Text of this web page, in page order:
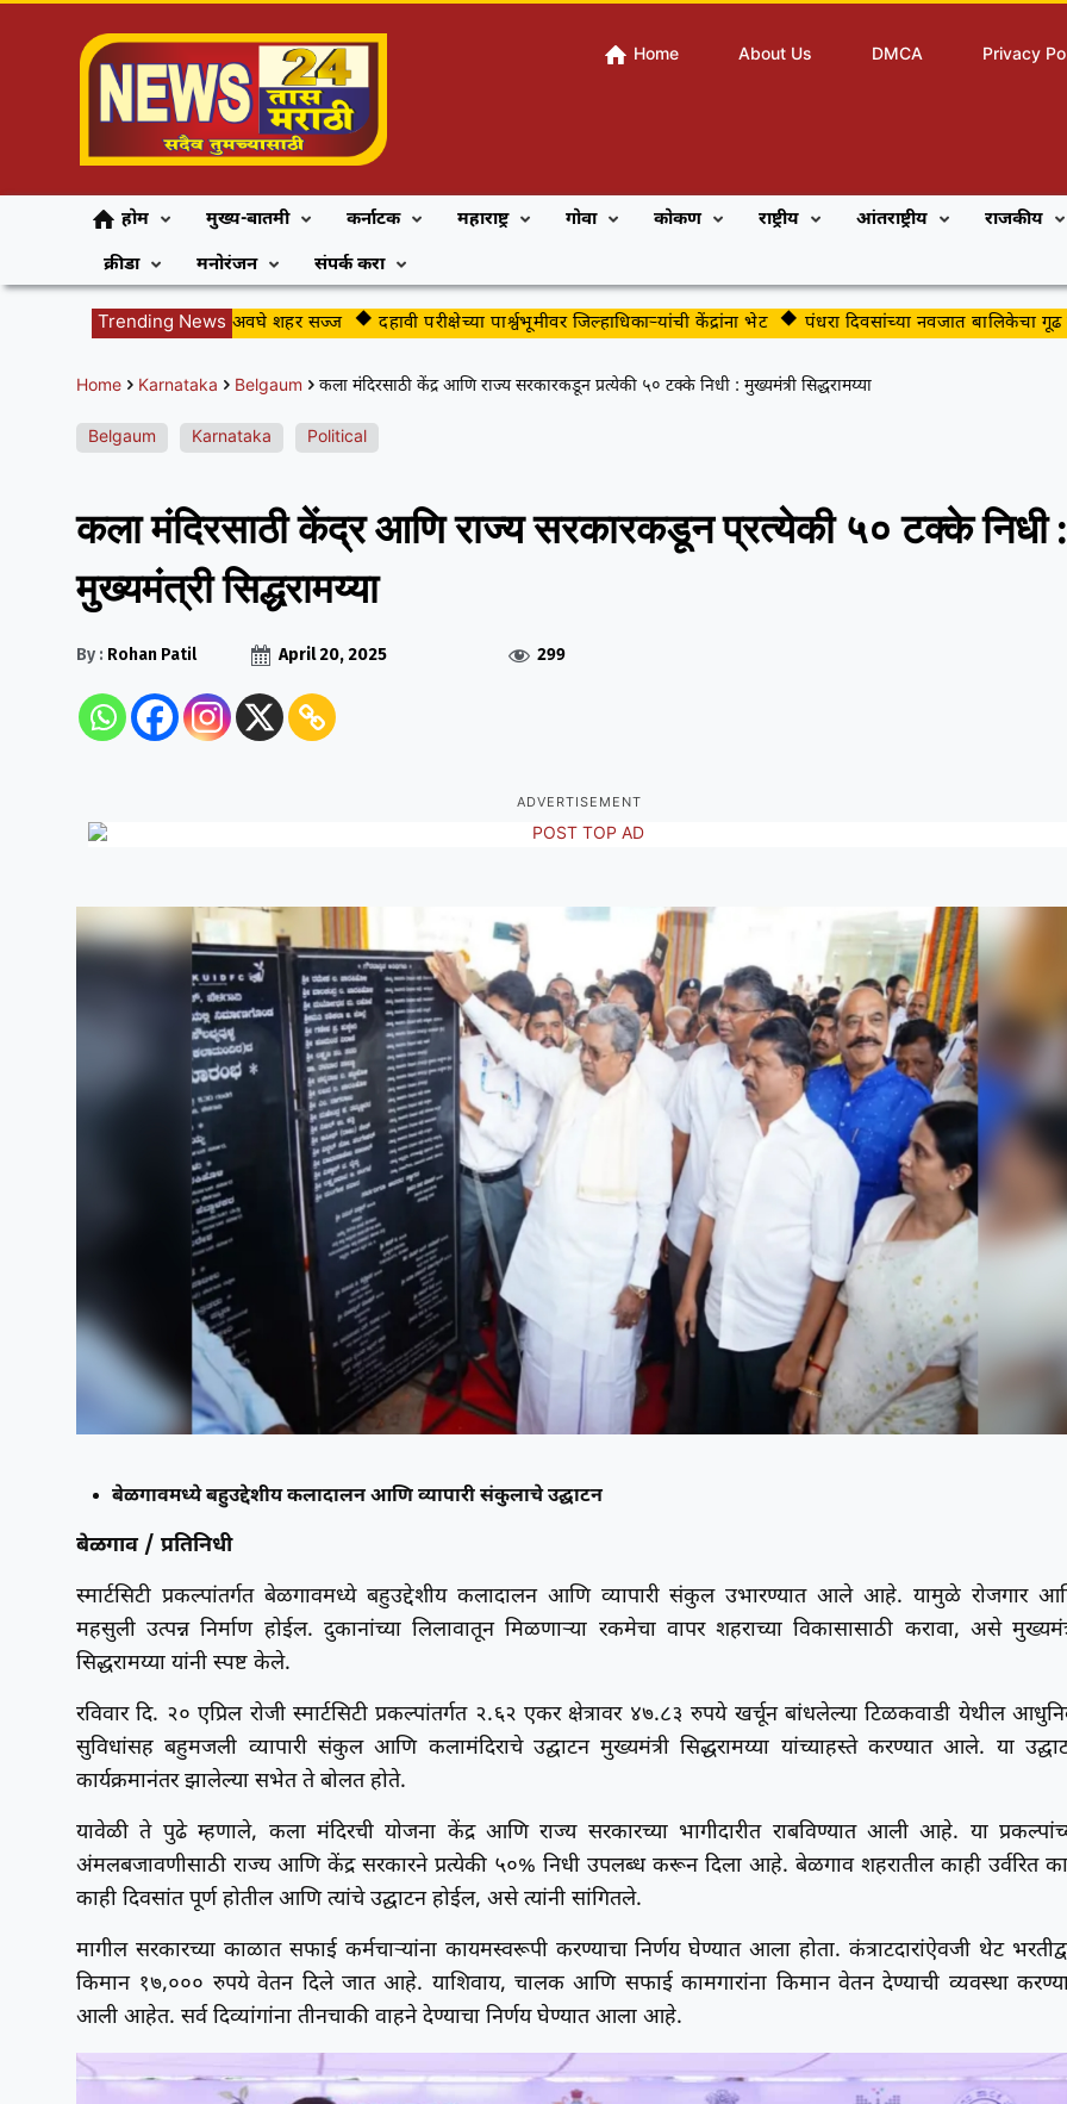
Home About Us DMCA Privacy
होम मुख्य-बातमी कर्नाटक महाराष्ट्र गोवा कोकण राष्ट्रीय आंतराष्ट्रीय
राजकीय
क्रीडा
मनोरंजन संपर्क करा
Trending News
स्वागतासाठी अवघे शहर सज्ज दहावी परीक्षेच्या पार्श्वभूमीवर जिल्हाधिकाऱ्यांची केंद्रांना भेट पंधरा दिवसांच्या नवजात बालिकेचा गूढ मृत्यू
Home Karnataka Belgaum कला मंदिरसाठी केंद्र आणि राज्य सरकारकडून प्रत्येकी ५० टक्के निधी : मुख्यमंत्री सिद्धरामय्या
Belgaum Karnataka Political
कला मंदिरसाठी केंद्र आणि राज्य सरकारकडून प्रत्येकी ५० टक्के निधी :
मुख्यमंत्री सिद्धरामय्या
By : Rohan Patil April 20, 2025 299
ADVERTISEMENT
बेळगावमध्ये बहुउद्देशीय कलादालन आणि व्यापारी संकुलाचे उद्घाटन
बेळगाव / प्रतिनिधी
स्मार्टसिटी प्रकल्पांतर्गत बेळगावमध्ये बहुउद्देशीय कलादालन आणि व्यापारी संकुल उभारण्यात आले आहे. यामुळे रोजगार
महसुली उत्पन्न निर्माण होईल. दुकानांच्या लिलावातून मिळणाऱ्या रकमेचा वापर शहराच्या विकासासाठी करावा, असे
सिद्धरामय्या यांनी स्पष्ट केले.
रविवार दि. २० एप्रिल रोजी स्मार्टसिटी प्रकल्पांतर्गत २.६२ एकर क्षेत्रावर ४७.८३ रुपये खर्चून बांधलेल्या टिळकवाडी येथील
सुविधांसह बहुमजली व्यापारी संकुल आणि कलामंदिराचे उद्घाटन मुख्यमंत्री सिद्धरामय्या यांच्याहस्ते करण्यात आले. या
कार्यक्रमानंतर झालेल्या सभेत ते बोलत होते.
यावेळी ते पुढे म्हणाले, कला मंदिरची योजना केंद्र आणि राज्य सरकारच्या भागीदारीत राबविण्यात आली आहे. या
अंमलबजावणीसाठी राज्य आणि केंद्र सरकारने प्रत्येकी ५०% निधी उपलब्ध करून दिला आहे. बेळगाव शहरातील काही उर्वरित
काही दिवसांत पूर्ण होतील आणि त्यांचे उद्घाटन होईल, असे त्यांनी सांगितले.
मागील सरकारच्या काळात सफाई कर्मचाऱ्यांना कायमस्वरूपी करण्याचा निर्णय घेण्यात आला होता. कंत्राटदारांऐवजी थेट
किमान १७,००० रुपये वेतन दिले जात आहे. याशिवाय, चालक आणि सफाई कामगारांना किमान वेतन देण्याची व्यवस्था
आली आहेत. सर्व दिव्यांगांना तीनचाकी वाहने देण्याचा निर्णय घेण्यात आला आहे.